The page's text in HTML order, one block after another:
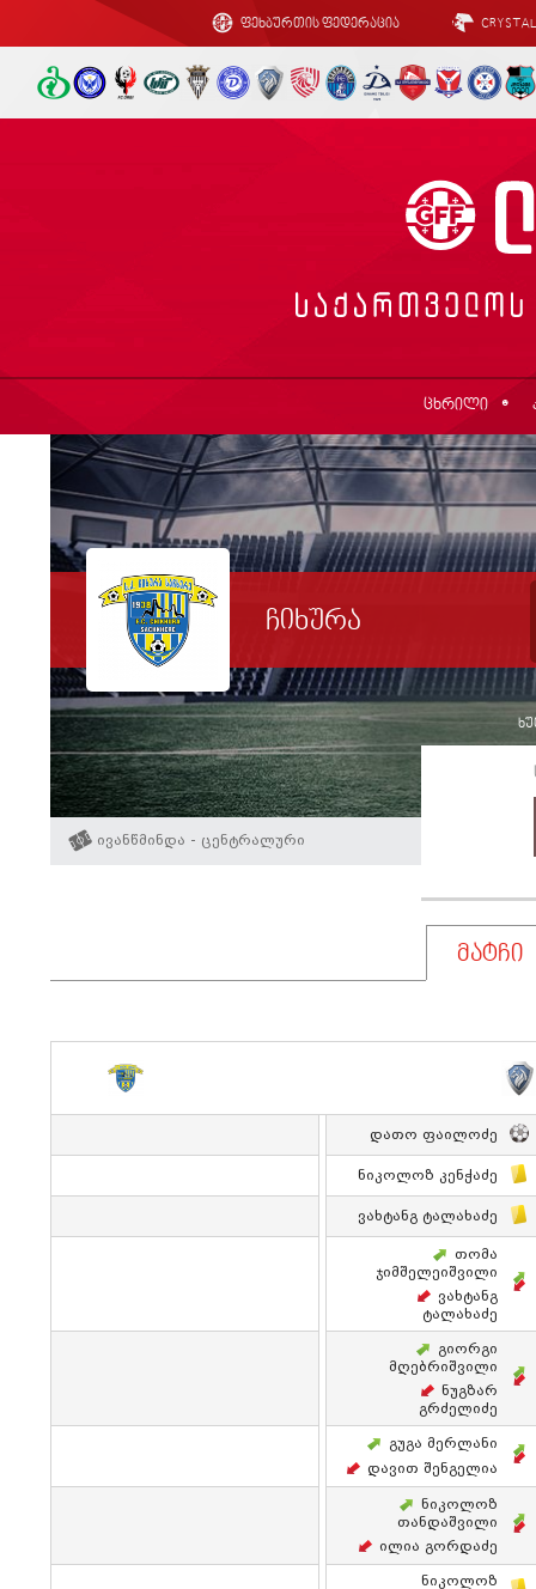
ფეხბურთის ფედერაცია
ცხრილი
ჩიხურა
ივანწმინდა - ცენტრალური
მატჩი
Დათო Ფაილოძე
Ნიკოლოზ Კენჭაძე
Ვახტანგ Ტალახაძე
Თომა
Ჯიმშელეიშვილი
Ვახტანგ
Ტალახაძე
Გიორგი
Მღებრიშვილი
Ნუგზარ
Გრძელიძე
Გუგა Მერლანი
Დავით Შენგელია
Ნიკოლოზ
Თანდაშვილი
Ილია Გორდაძე
Ნიკოლოზ